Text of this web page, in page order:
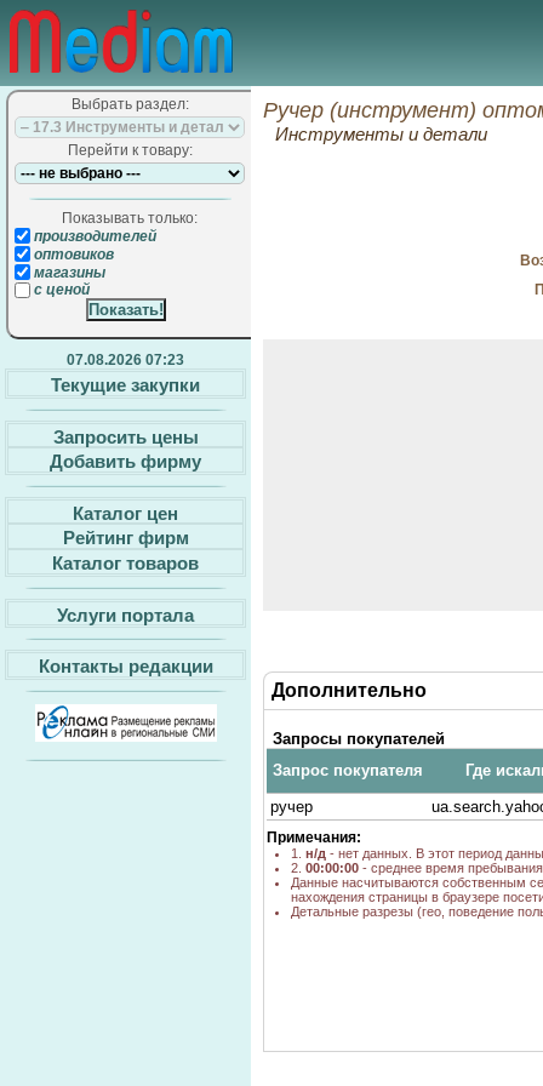
Выбрать раздел:
Перейти к товару:
Показывать только:
производителей
оптовиков
магазины
с ценой
07.08.2026 07:23
Текущие закупки
Запросить цены
Добавить фирму
Каталог цен
Рейтинг фирм
Каталог товаров
Услуги портала
Контакты редакции
Ручер (инструмент)
Инструменты и детали
Дополнительно
Запросы покупателей
Запрос покупателя
Где
ручер
Примечания:
1. н/д - нет данных. В этот период
2. 00:00:00 - среднее время
Данные насчитываются собственным
нахождения страницы в браузере
Детальные разрезы (гео, поведение